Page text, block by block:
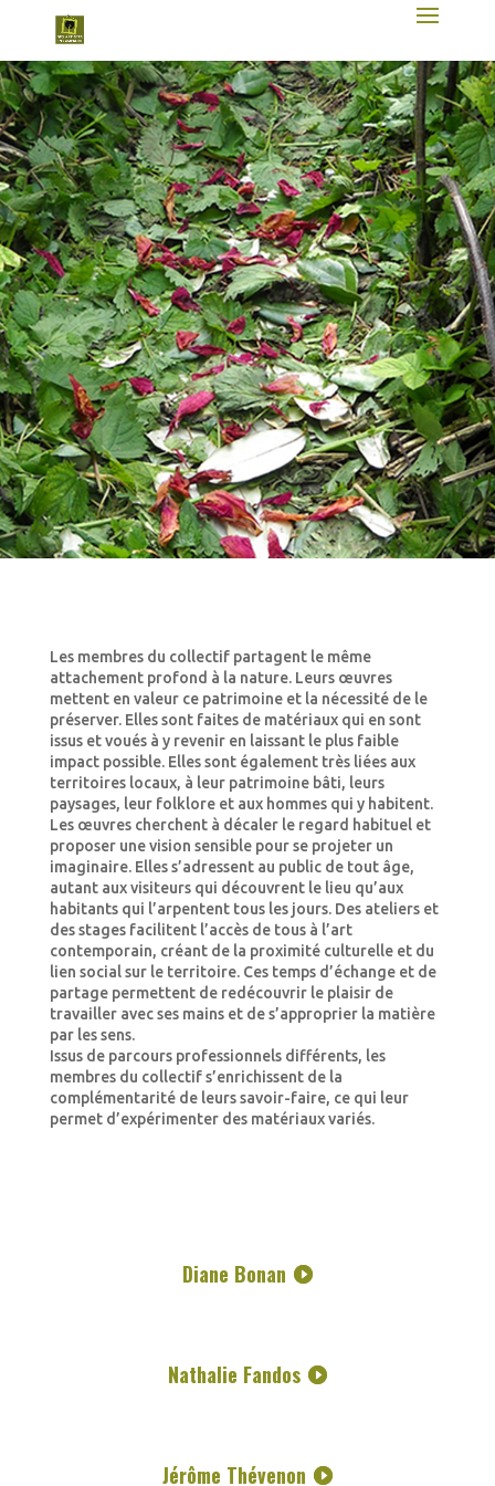
Les membres du collectif partagent le même
attachement profond à la nature. Leurs œuvres
mettent en valeur ce patrimoine et la nécessité de le
préserver. Elles sont faites de matériaux qui en sont
issus et voués à y revenir en laissant le plus faible
impact possible. Elles sont également très liées aux
territoires locaux, à leur patrimoine bâti, leurs
paysages, leur folklore et aux hommes qui y habitent.
Les œuvres cherchent à décaler le regard habituel et
proposer une vision sensible pour se projeter un
imaginaire. Elles s’adressent au public de tout âge,
autant aux visiteurs qui découvrent le lieu qu’aux
habitants qui l’arpentent tous les jours. Des ateliers et
des stages facilitent l’accès de tous à l’art
contemporain, créant de la proximité culturelle et du
lien social sur le territoire. Ces temps d’échange et de
partage permettent de redécouvrir le plaisir de
travailler avec ses mains et de s’approprier la matière
par les sens.
Issus de parcours professionnels différents, les
membres du collectif s’enrichissent de la
complémentarité de leurs savoir-faire, ce qui leur
permet d’expérimenter des matériaux variés.
Diane Bonan
Nathalie Fandos
Jérôme Thévenon